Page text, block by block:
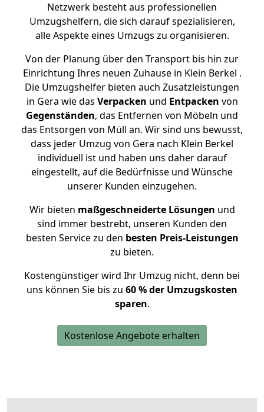
Netzwerk besteht aus professionellen
Umzugshelfern, die sich darauf spezialisieren,
alle Aspekte eines Umzugs zu organisieren.
Von der Planung über den Transport bis hin zur
Einrichtung Ihres neuen Zuhause in Klein Berkel .
Die Umzugshelfer bieten auch Zusatzleistungen
in Gera wie das Verpacken und Entpacken von
Gegenständen, das Entfernen von Möbeln und
das Entsorgen von Müll an. Wir sind uns bewusst,
dass jeder Umzug von Gera nach Klein Berkel
individuell ist und haben uns daher darauf
eingestellt, auf die Bedürfnisse und Wünsche
unserer Kunden einzugehen.
Wir bieten maßgeschneiderte Lösungen und
sind immer bestrebt, unseren Kunden den
besten Service zu den besten Preis-Leistungen
zu bieten.
Kostengünstiger wird Ihr Umzug nicht, denn bei
uns können Sie bis zu 60 % der Umzugskosten
sparen.
Kostenlose Angebote erhalten